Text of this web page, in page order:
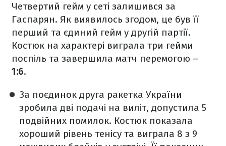
Четвертий гейм у сеті залишився за
Гаспарян. Як виявилось згодом, це був її
перший та єдиний гейм у другій партії.
Костюк на характері виграла три гейми
поспіль та завершила матч перемогою –
1:6.
За поєдинок друга ракетка України
зробила дві подачі на виліт, допустила 5
подвійних помилок. Костюк показала
хороший рівень тенісу та виграла 8 з 9